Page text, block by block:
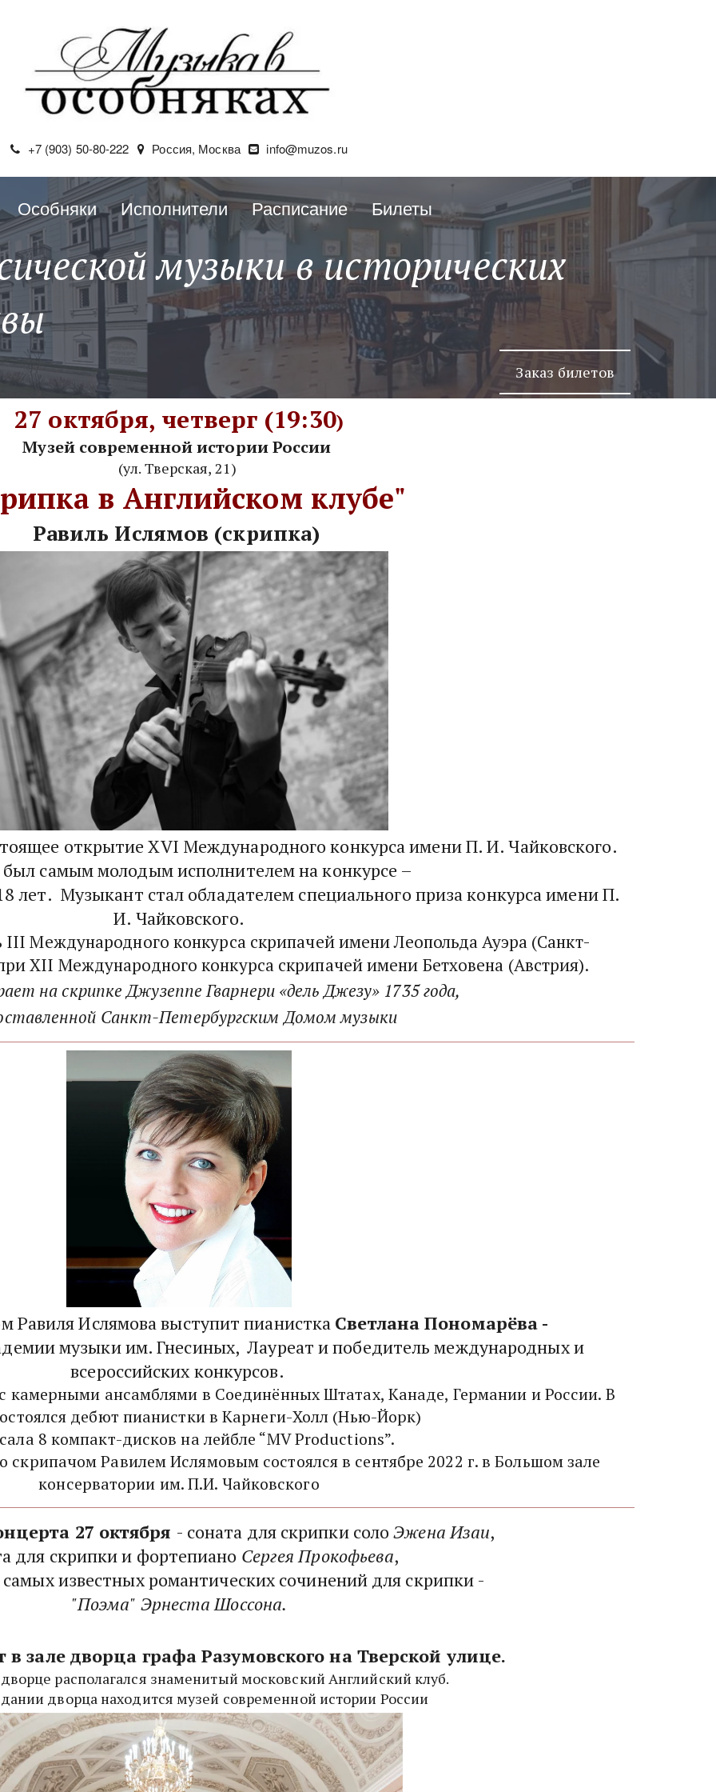
+7 (903) 50-80-222 Россия, Москва info@muzos.ru
Особняки Исполнители Расписание Билеты
музыки в исторических
Заказ билетов
27 октября, четверг (19:30)
(ул. Тверская, 21)
в Английском клубе"
Равиль Ислямов (скрипка)
открытие XVI Международного конкурса имени П. И. Чайковского.
был самым молодым исполнителем на конкурсе –
лет.  Музыкант стал обладателем специального приза конкурса имени П.
И. Чайковского.
III Международного конкурса скрипачей имени Леопольда Ауэра (Санкт-
XII Международного конкурса скрипачей имени Бетховена (Австрия).
на скрипке Джузеппе Гварнери «дель Джезу» 1735 года,
Санкт-Петербургским Домом музыки
Равиля Ислямова выступит пианистка
музыки им. Гнесиных,  Лауреат и победитель международных и
всероссийских конкурсов.
камерными ансамблями в Соединённых Штатах, Канаде, Германии и России. В
дебют пианистки в Карнеги-Холл (Нью-Йорк)
8 компакт-дисков на лейбле “MV Productions”.
Равилем Ислямовым состоялся в сентябре 2022 г. в Большом зале
консерватории им. П.И. Чайковского
27 октября - соната для скрипки соло Эжена Изаи,
для скрипки и фортепиано Сергея Прокофьева,
"Поэма" Эрнеста Шоссона.
зале дворца графа Разумовского на Тверской улице.
располагался знаменитый московский Английский клуб.
дворца находится музей современной истории России